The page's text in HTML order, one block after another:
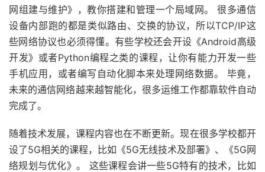
网组建与维护》，教你搭建和管理一个局域网。 很多通信
设备内部跑的都是类似路由、交换的协议，所以TCP/IP这
些网络协议也必须得懂。有些学校还会开设《Android高级
开发》或者Python编程之类的课程，让你有能力开发一些
手机应用，或者编写自动化脚本来处理网络数据。 毕竟，
未来的通信网络越来越智能化，很多运维工作都靠软件自动
完成了。
随着技术发展，课程内容也在不断更新。现在很多学校都开
设了5G相关的课程，比如《5G无线技术及部署》、《5G网
络规划与优化》。 这些课程会讲一些5G特有的技术，比如